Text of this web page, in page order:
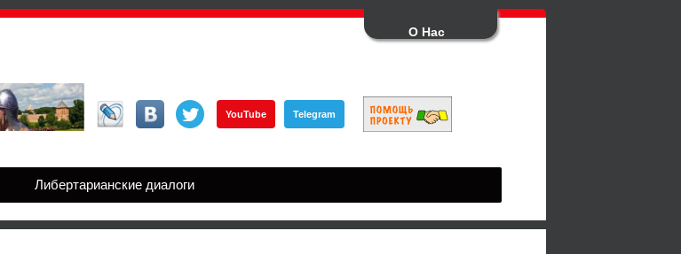
О Нас
YouTube Telegram
Либертарианские диалоги